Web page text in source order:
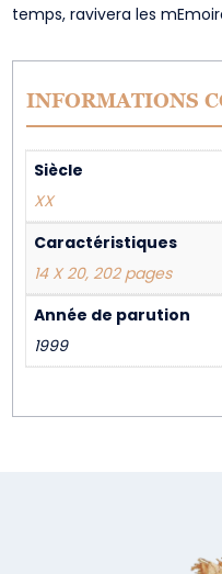
temps, ravivera les
INFORMATIONS
Siècle
XX
Caractéristiques
14 X 20, 202 pages
Année de parution
1999